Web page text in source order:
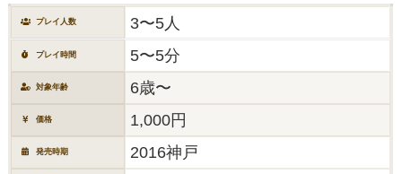
プレイ人数 3〜5人
プレイ時間 5〜5分
対象年齢 6歳〜
価格 1,000円
発売時期 2016神戸